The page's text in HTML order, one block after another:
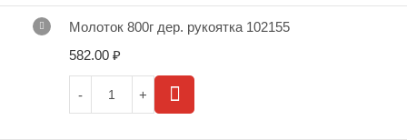
Молоток 800г дер. рукоятка 102155
582.00 ₽